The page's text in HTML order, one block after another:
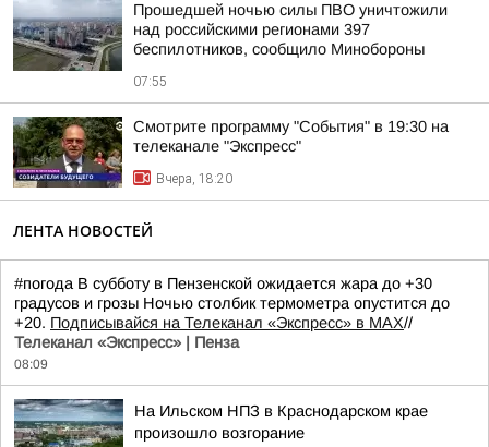
Прошедшей ночью силы ПВО уничтожили
над российскими регионами 397
беспилотников, сообщило Минобороны
07:55
Смотрите программу "События" в 19:30 на
телеканале "Экспресс"
Вчера, 18:20
ЛЕНТА НОВОСТЕЙ
#погода В субботу в Пензенской ожидается жара до +30
градусов и грозы Ночью столбик термометра опустится до
+20. Подписывайся на Телеканал «Экспресс» в MAX//
Телеканал «Экспресс» | Пенза
08:09
На Ильском НПЗ в Краснодарском крае
произошло возгорание